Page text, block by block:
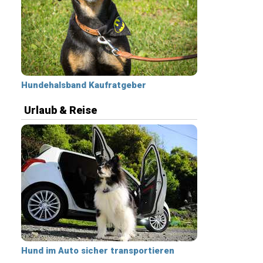
Hundehalsband Kaufratgeber
Urlaub & Reise
Hund im Auto sicher transportieren